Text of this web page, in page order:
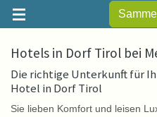
Hotels in Dorf Tirol bei
Die richtige Unterkunft für
Hotel in Dorf Tirol
Sie lieben Komfort und leisen